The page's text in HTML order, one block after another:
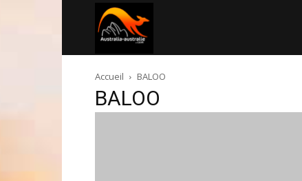
australie.com
Accueil BALOO
BALOO